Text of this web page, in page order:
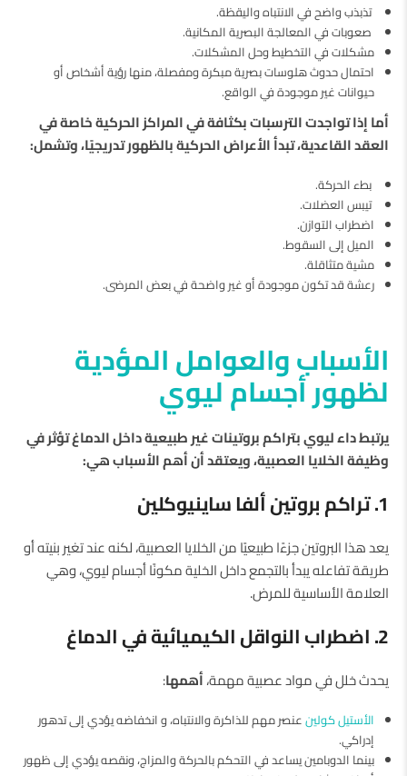
تذبذب واضح في الانتباه واليقظة.
صعوبات في المعالجة البصرية المكانية.
مشكلات في التخطيط وحل المشكلات.
احتمال حدوث هلوسات بصرية مبكرة ومفصلة، منها رؤية أشخاص أو
حيوانات غير موجودة في الواقع.
أما إذا تواجدت الترسبات بكثافة في المراكز الحركية خاصة في
العقد القاعدية، تبدأ الأعراض الحركية بالظهور تدريجيًا، وتشمل:
بطء الحركة.
تيبس العضلات.
اضطراب التوازن.
الميل إلى السقوط.
مشية متثاقلة.
رعشة قد تكون موجودة أو غير واضحة في بعض المرضى.
الأسباب والعوامل المؤدية
لظهور أجسام ليوي
يرتبط داء ليوي بتراكم بروتينات غير طبيعية داخل الدماغ تؤثر في
وظيفة الخلايا العصبية، ويعتقد أن أهم الأسباب هي:
1. تراكم بروتين ألفا ساينيوكلين
يعد هذا البروتين جزءًا طبيعيًا من الخلايا العصبية، لكنه عند تغير بنيته أو
طريقة تفاعله يبدأ بالتجمع داخل الخلية مكونًا أجسام ليوي، وهي
العلامة الأساسية للمرض.
2. اضطراب النواقل الكيميائية في الدماغ
يحدث خلل في مواد عصبية مهمة،أهمها:
الأستيل كولينعنصر مهم للذاكرة والانتباه، و انخفاضه يؤدي إلى تدهور
إدراكي.
بينما الدوبامين يساعد في التحكم بالحركة والمزاج، ونقصه يؤدي إلى ظهور